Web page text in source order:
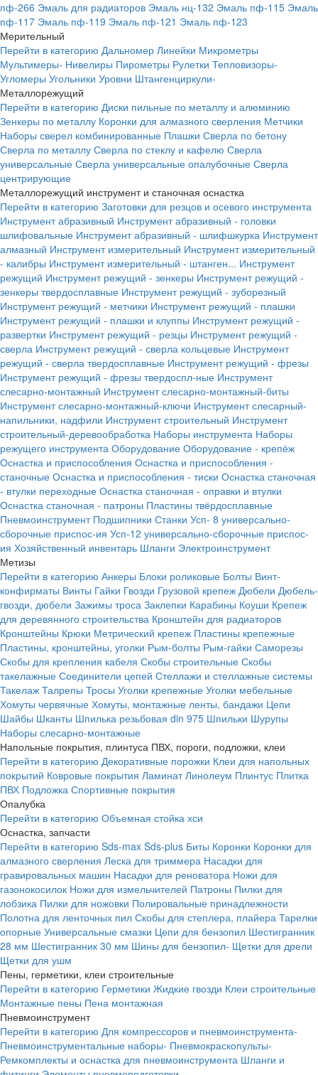
пф-266 Эмаль для радиаторов Эмаль нц-132 Эмаль пф-115 Эмаль
пф-117 Эмаль пф-119 Эмаль пф-121 Эмаль пф-123
Мерительный
Перейти в категорию Дальномер Линейки Микрометры
Мультимеры- Нивелиры Пирометры Рулетки Тепловизоры-
Угломеры Угольники Уровни Штангенциркули-
Металлорежущий
Перейти в категорию Диски пильные по металлу и алюминию
Зенкеры по металлу Коронки для алмазного сверления Метчики
Наборы сверел комбинированные Плашки Сверла по бетону
Сверла по металлу Сверла по стеклу и кафелю Сверла
универсальные Сверла универсальные опалубочные Сверла
центрирующие
Металлорежущий инструмент и станочная оснастка
Перейти в категорию Заготовки для резцов и осевого инструмента
Инструмент абразивный Инструмент абразивный - головки
шлифовальные Инструмент абразивный - шлифшкурка Инструмент
алмазный Инструмент измерительный Инструмент измерительный
- калибры Инструмент измерительный - штанген... Инструмент
режущий Инструмент режущий - зенкеры Инструмент режущий -
зенкеры твердосплавные Инструмент режущий - зуборезный
Инструмент режущий - метчики Инструмент режущий - плашки
Инструмент режущий - плашки и клуппы Инструмент режущий -
развертки Инструмент режущий - резцы Инструмент режущий -
сверла Инструмент режущий - сверла кольцевые Инструмент
режущий - сверла твердосплавные Инструмент режущий - фрезы
Инструмент режущий - фрезы твердоспл-ные Инструмент
слесарно-монтажный Инструмент слесарно-монтажный-биты
Инструмент слесарно-монтажный-ключи Инструмент слесарный-
напильники, надфили Инструмент строительный Инструмент
строительный-деревообработка Наборы инструмента Наборы
режущего инструмента Оборудование Оборудование - крепёж
Оснастка и приспособления Оснастка и приспособления -
станочные Оснастка и приспособления - тиски Оснастка станочная
- втулки переходные Оснастка станочная - оправки и втулки
Оснастка станочная - патроны Пластины твёрдосплавные
Пневмоинструмент Подшипники Станки Усп- 8 универсально-
сборочные приспос-ия Усп-12 универсально-сборочные приспос-
ия Хозяйственный инвентарь Шланги Электроинструмент
Метизы
Перейти в категорию Анкеры Блоки роликовые Болты Винт-
конфирматы Винты Гайки Гвозди Грузовой крепеж Дюбели Дюбель-
гвозди, дюбели Зажимы троса Заклепки Карабины Коуши Крепеж
для деревянного строительства Кронштейн для радиаторов
Кронштейны Крюки Метрический крепеж Пластины крепежные
Пластины, кронштейны, уголки Рым-болты Рым-гайки Саморезы
Скобы для крепления кабеля Скобы строительные Скобы
такелажные Соединители цепей Стеллажи и стеллажные системы
Такелаж Талрепы Тросы Уголки крепежные Уголки мебельные
Хомуты червячные Хомуты, монтажные ленты, бандажи Цепи
Шайбы Шканты Шпилька резьбовая din 975 Шпильки Шурупы
Наборы слесарно-монтажные
Напольные покрытия, плинтуса ПВХ, пороги, подложки, клеи
Перейти в категорию Декоративные порожки Клеи для напольных
покрытий Ковровые покрытия Ламинат Линолеум Плинтус Плитка
ПВХ Подложка Спортивные покрытия
Опалубка
Перейти в категорию Объемная стойка хси
Оснастка, запчасти
Перейти в категорию Sds-max Sds-plus Биты Коронки Коронки для
алмазного сверления Леска для триммера Насадки для
гравировальных машин Насадки для реноватора Ножи для
газонокосилок Ножи для измельчителей Патроны Пилки для
лобзика Пилки для ножовки Полировальные принадлежности
Полотна для ленточных пил Скобы для степлера, плайера Тарелки
опорные Универсальные смазки Цепи для бензопил Шестигранник
28 мм Шестигранник 30 мм Шины для бензопил- Щетки для дрели
Щетки для ушм
Пены, герметики, клеи строительные
Перейти в категорию Герметики Жидкие гвозди Клеи строительные
Монтажные пены Пена монтажная
Пневмоинструмент
Перейти в категорию Для компрессоров и пневмоинструмента-
Пневмоинструментальные наборы- Пневмокраскопульты-
Ремкомплекты и оснастка для пневмоинструмента Шланги и